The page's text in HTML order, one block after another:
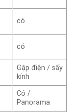
có
có
Gập điện / sấy
kính
Có /
Panorama